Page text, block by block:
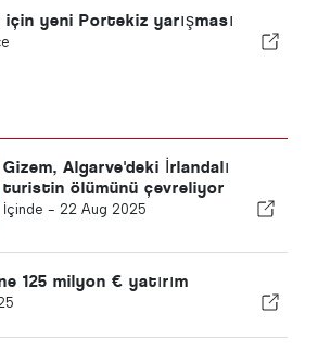
için yeni Portekiz yarışması
Gizem, Algarve'deki İrlandalı
turistin ölümünü çevreliyor
İçinde - 22 Aug 2025
125 milyon € yatırım